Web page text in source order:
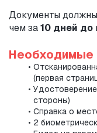
Документы
чем за 10 дней до
Необходимые
(первая
стороны)
Справка о
2